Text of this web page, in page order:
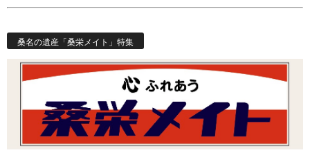
桑名の遺産「桑栄メイト」特集